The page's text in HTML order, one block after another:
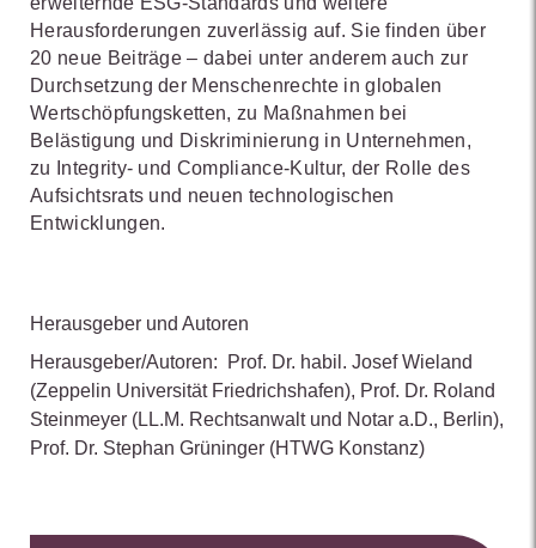
Herausforderungen zuverlässig auf. Sie finden über
20 neue Beiträge – dabei unter anderem auch zur
Durchsetzung der Menschenrechte in globalen
Wertschöpfungsketten, zu Maßnahmen bei
Belästigung und Diskriminierung in Unternehmen,
zu Integrity- und Compliance-Kultur, der Rolle des
Aufsichtsrats und neuen technologischen
Entwicklungen.
Herausgeber und Autoren
Herausgeber/Autoren:
Prof. Dr. habil. Josef Wieland
(Zeppelin Universität Friedrichshafen), Prof. Dr. Roland
Steinmeyer (LL.M. Rechtsanwalt und Notar a.D., Berlin),
Prof. Dr. Stephan Grüninger (HTWG Konstanz)